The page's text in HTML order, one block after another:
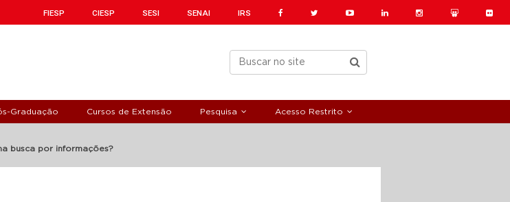
FIESP CIESP SESI SENAI IRS
Graduação Cursos de Extensão Pesquisa Acesso Restrito
busca por informações?